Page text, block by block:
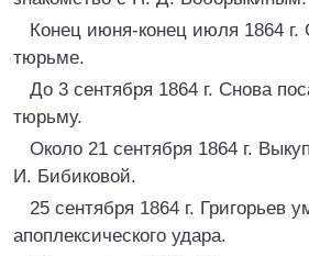
Конец июня-конец июля 1864 г.
тюрьме.
До 3 сентября 1864 г. Снова
тюрьму.
Около 21 сентября 1864 г.
И. Бибиковой.
25 сентября 1864 г. Григорьев
апоплексического удара.